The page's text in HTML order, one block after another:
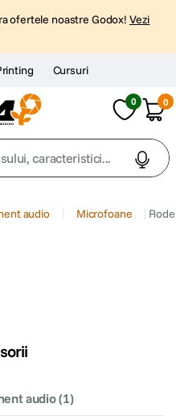
ofertele noastre Godox! Vezi
Cursuri
0 0
caracteristici...
audio Microfoane
audio(1)